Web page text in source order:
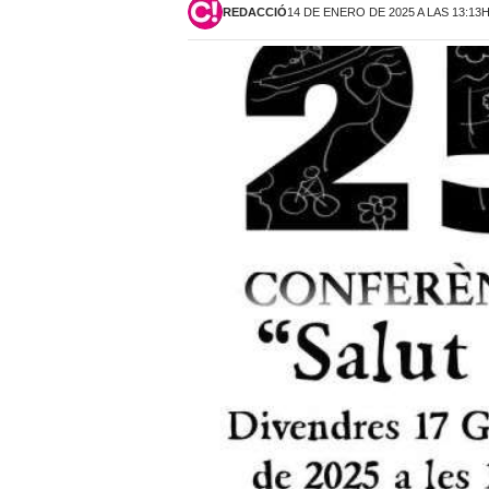
REDACCIÓ14 DE ENERO DE 2025 A LAS 13:13H